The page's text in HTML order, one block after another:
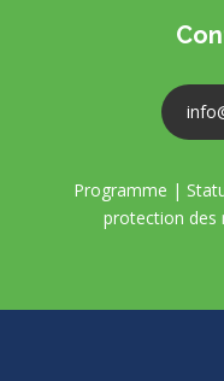
Programme |
protection des